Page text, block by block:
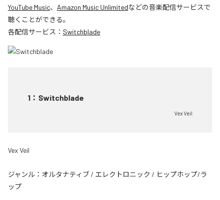
YouTube Music、 Amazon Music Unlimitedなどの音楽配信サービスで
聴くことができる。
各配信サービス： Switchblade
1 ： Switchblade
Vex Veil
Vex Veil
ジャンル： オルタナティブ / エレクトロニック / ヒップホップ/ラ
ップ